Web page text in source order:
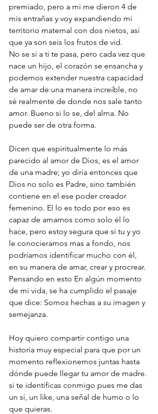
premiado, pero a mi me dieron 4 de
mis entrañas y voy expandiendo mi
territorio maternal con dos nietos, así
que ya son seis los frutos de vid.
No se si a ti te pasa, pero cada vez que
nace un hijo, el corazón se ensancha y
podemos extender nuestra capacidad
de amar de una manera increíble, no
sé realmente de donde nos sale tanto
amor. Bueno si lo se, del alma. No
puede ser de otra forma.
Dicen que espiritualmente lo más
parecido al amor de Dios, es el amor
de una madre; yo diría entonces que
Dios no solo es Padre, sino también
contiene en el ese poder creador
femenino. El lo es todo por eso es
capaz de amarnos como solo él lo
hace, pero estoy segura que si tu y yo
le conocieramos mas a fondo, nos
podríamos identificar mucho con él,
en su manera de amar, crear y procrear.
Pensando en esto En algún momento
de mi vida, se ha cumplido el pasaje
que dice: Somos hechas a su imagen y
semejanza.
Hoy quiero compartir contigo una
historia muy especial para que por un
momento reflexionemos juntas hasta
dónde puede llegar tu amor de madre.
si te identificas conmigo pues me das
un sí, un like, una señal de humo o lo
que quieras.